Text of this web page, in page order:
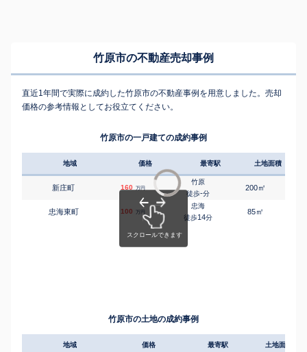
竹原市の不動産売却事例
直近1年間で実際に成約した竹原市の不動産事例を用意しました。売却
価格の参考情報としてお役立てください。
竹原市の一戸建ての成約事例
地域 価格 最寄駅 土地面積
新庄町 160 万円
竹原
徒歩-分
200㎡
忠海東町 100 万円
忠海
徒歩14分
85㎡
竹原市の土地の成約事例
地域 価格 最寄駅 土地面積